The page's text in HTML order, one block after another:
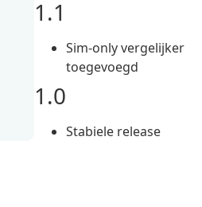
1.1
Sim-only vergelijker
toegevoegd
1.0
Stabiele release